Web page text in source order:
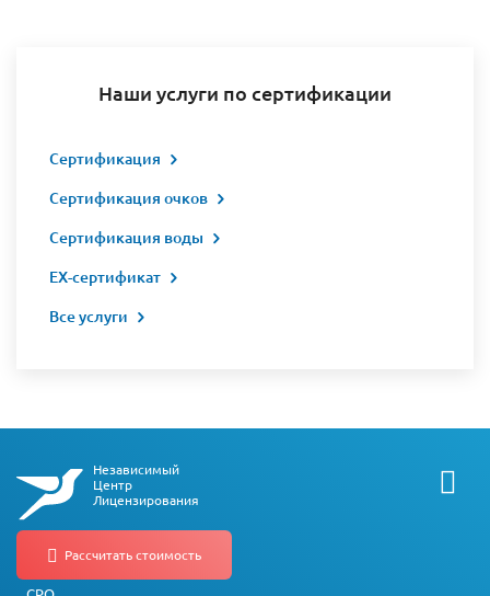
Наши услуги по сертификации
Сертификация
Сертификация очков
Сертификация воды
EX-сертификат
Все услуги
Независимый
Центр
Лицензирования
О компании